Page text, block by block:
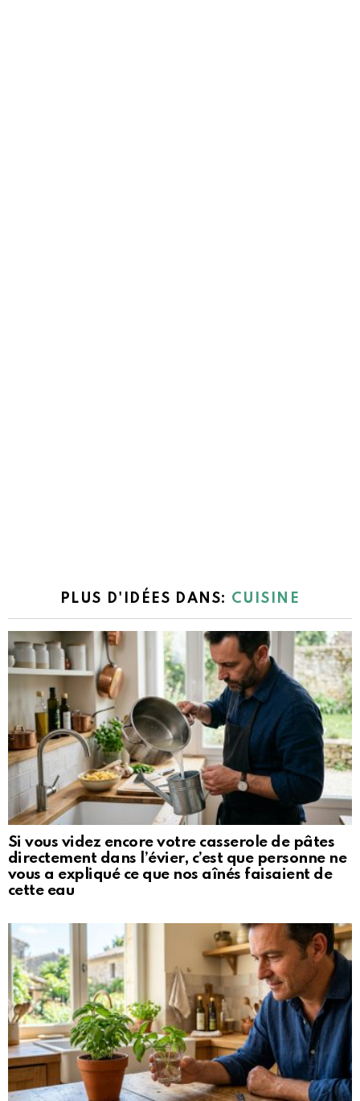
PLUS D'IDÉES DANS: CUISINE
Si vous videz encore votre casserole de pâtes
directement dans l’évier, c’est que personne ne
vous a expliqué ce que nos aînés faisaient de
cette eau